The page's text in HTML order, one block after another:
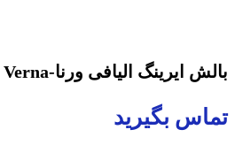
بالش ایرینگ الیافی ورنا-Verna
تماس بگیرید